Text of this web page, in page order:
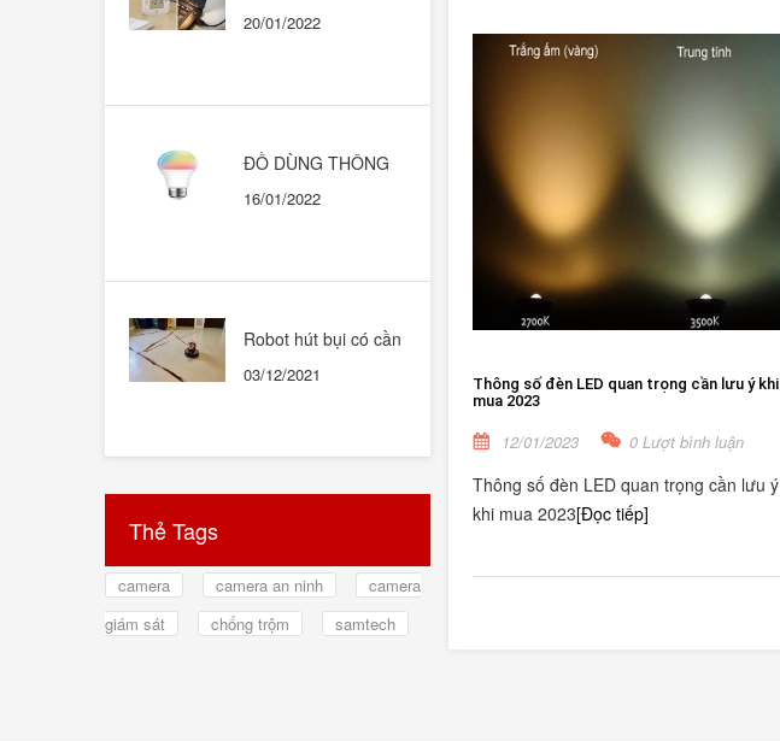
GOOGLE HOME
20/01/2022
ĐỒ DÙNG THÔNG
DÙNG CÁI NÀO?
16/01/2022
Robot hút bụi có cần
03/12/2021
Thẻ Tags
camera camera an ninh
camera
giám sát
chống trộm samtech
Thông số đèn LED quan trọng cần lưu ý khi
mua 2023
12/01/2023 0 Lượt bình luận
Thông số đèn LED quan trọng cần lưu ý
khi mua 2023[Đọc tiếp]